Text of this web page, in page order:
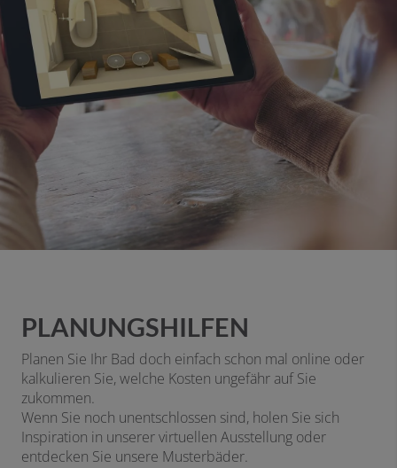
PLANUNGSHILFEN
Planen Sie Ihr Bad doch einfach schon mal online oder
kalkulieren Sie, welche Kosten ungefähr auf Sie
zukommen.
Wenn Sie noch unentschlossen sind, holen Sie sich
Inspiration in unserer virtuellen Ausstellung oder
entdecken Sie unsere Musterbäder.